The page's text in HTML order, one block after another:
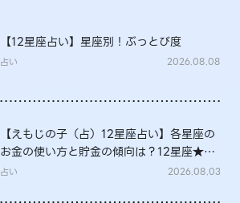
【12星座占い】星座別！ぶっとび度
占い 2026.08.08
【えもじの子（占）12星座占い】各星座の
お金の使い方と貯金の傾向は？12星座★徹
底解説
占い 2026.08.03